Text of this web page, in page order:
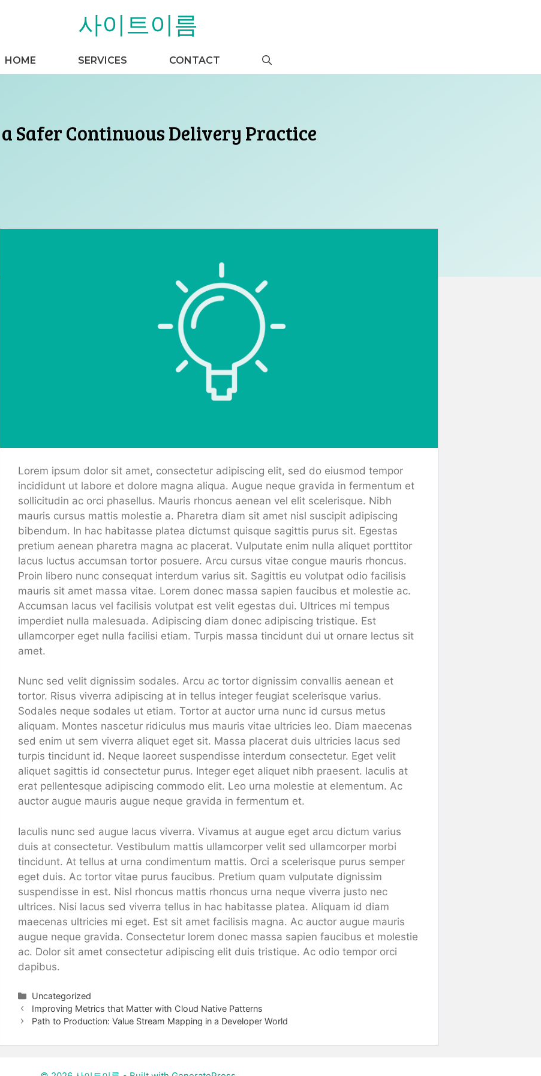
사이트이름
HOME SERVICES CONTACT
Safer Continuous Delivery Practice
Lorem ipsum dolor sit amet, consectetur adipiscing elit, sed do eiusmod tempor
incididunt ut labore et dolore magna aliqua. Augue neque gravida in fermentum et
sollicitudin ac orci phasellus. Mauris rhoncus aenean vel elit scelerisque. Nibh
mauris cursus mattis molestie a. Pharetra diam sit amet nisl suscipit adipiscing
bibendum. In hac habitasse platea dictumst quisque sagittis purus sit. Egestas
pretium aenean pharetra magna ac placerat. Vulputate enim nulla aliquet porttitor
lacus luctus accumsan tortor posuere. Arcu cursus vitae congue mauris rhoncus.
Proin libero nunc consequat interdum varius sit. Sagittis eu volutpat odio facilisis
mauris sit amet massa vitae. Lorem donec massa sapien faucibus et molestie ac.
Accumsan lacus vel facilisis volutpat est velit egestas dui. Ultrices mi tempus
imperdiet nulla malesuada. Adipiscing diam donec adipiscing tristique. Est
ullamcorper eget nulla facilisi etiam. Turpis massa tincidunt dui ut ornare lectus sit
amet.
Nunc sed velit dignissim sodales. Arcu ac tortor dignissim convallis aenean et
tortor. Risus viverra adipiscing at in tellus integer feugiat scelerisque varius.
Sodales neque sodales ut etiam. Tortor at auctor urna nunc id cursus metus
aliquam. Montes nascetur ridiculus mus mauris vitae ultricies leo. Diam maecenas
sed enim ut sem viverra aliquet eget sit. Massa placerat duis ultricies lacus sed
turpis tincidunt id. Neque laoreet suspendisse interdum consectetur. Eget velit
aliquet sagittis id consectetur purus. Integer eget aliquet nibh praesent. Iaculis at
erat pellentesque adipiscing commodo elit. Leo urna molestie at elementum. Ac
auctor augue mauris augue neque gravida in fermentum et.
Iaculis nunc sed augue lacus viverra. Vivamus at augue eget arcu dictum varius
duis at consectetur. Vestibulum mattis ullamcorper velit sed ullamcorper morbi
tincidunt. At tellus at urna condimentum mattis. Orci a scelerisque purus semper
eget duis. Ac tortor vitae purus faucibus. Pretium quam vulputate dignissim
suspendisse in est. Nisl rhoncus mattis rhoncus urna neque viverra justo nec
ultrices. Nisi lacus sed viverra tellus in hac habitasse platea. Aliquam id diam
maecenas ultricies mi eget. Est sit amet facilisis magna. Ac auctor augue mauris
augue neque gravida. Consectetur lorem donec massa sapien faucibus et molestie
ac. Dolor sit amet consectetur adipiscing elit duis tristique. Ac odio tempor orci
dapibus.
Categories
Uncategorized
Improving Metrics that Matter with Cloud Native Patterns
Path to Production: Value Stream Mapping in a Developer World